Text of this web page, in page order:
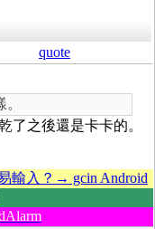
quote
了之後還是卡卡的。
輸入？→ gcin Android